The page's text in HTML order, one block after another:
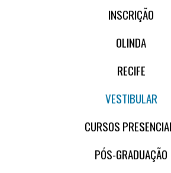
INSCRIÇÃO
OLINDA
RECIFE
VESTIBULAR
CURSOS
PÓS-GRADUAÇÃO